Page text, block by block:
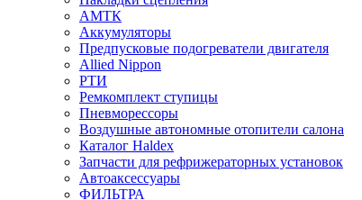
АМТК
Аккумуляторы
Предпусковые подогреватели двигателя
Allied Nippon
РТИ
Ремкомплект ступицы
Пневморессоры
Воздушные автономные отопители салона
Каталог Haldex
Запчасти для рефрижераторных установок
Автоаксессуары
ФИЛЬТРА